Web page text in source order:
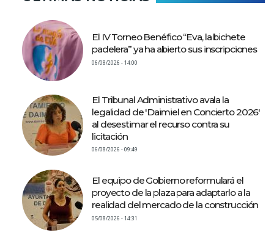
El IV Torneo Benéfico “Eva, la bichete
padelera” ya ha abierto sus inscripciones
06/08/2026 - 14:00
El Tribunal Administrativo avala la
legalidad de 'Daimiel en Concierto 2026'
al desestimar el recurso contra su
licitación
06/08/2026 - 09:49
El equipo de Gobierno reformulará el
proyecto de la plaza para adaptarlo a la
realidad del mercado de la construcción
05/08/2026 - 14:31